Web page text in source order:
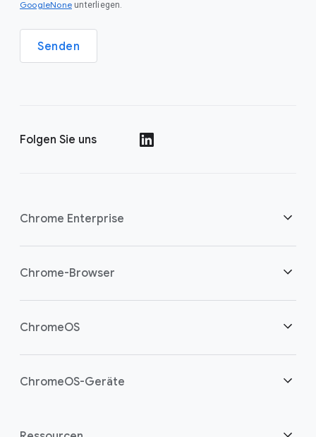
GoogleNone unterliegen.
Senden
Folgen Sie uns
Chrome Enterprise
Sicherheit
Chrome-Browser
Übersicht
ChromeOS
Übersicht
ChromeOS-Geräte
Übersicht